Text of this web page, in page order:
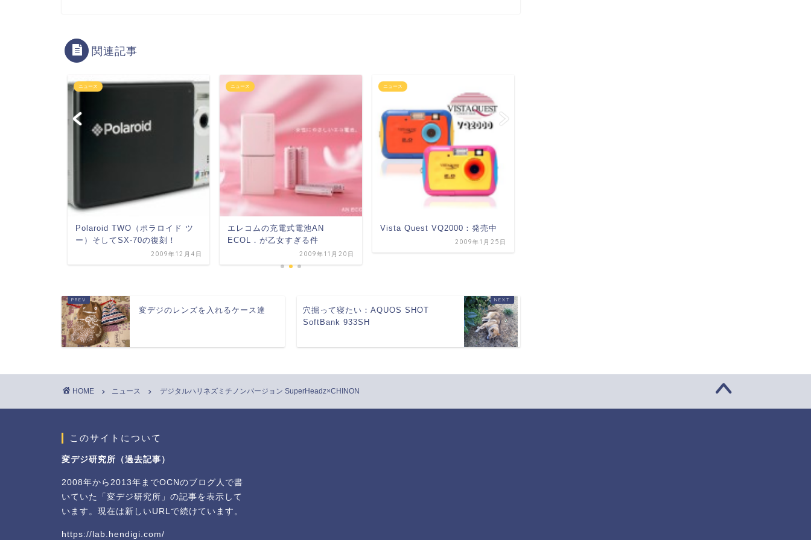
関連記事
ニュース
Polaroid TWO（ポラロイド ツ
ー）そしてSX-70の復刻！
2009年12月4日
ニュース
エレコムの充電式電池AN
ECOL．が乙女すぎる件
2009年11月20日
ニュース
Vista Quest VQ2000：発売中
2009年1月25日
変デジのレンズを入れるケース達
穴掘って寝たい：AQUOS SHOT
SoftBank 933SH
HOME ニュース デジタルハリネズミチノンバージョン SuperHeadz×CHINON
このサイトについて
変デジ研究所（過去記事）
2008年から2013年までOCNのブログ人で書
いていた「変デジ研究所」の記事を表示して
います。現在は新しいURLで続けています。
https://lab.hendigi.com/